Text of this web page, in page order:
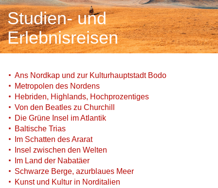
Studien- und
Erlebnisreisen
Ans Nordkap und zur Kulturhauptstadt Bodo
Metropolen des Nordens
Hebriden, Highlands, Hochprozentiges
Von den Beatles zu Churchill
Die Grüne Insel im Atlantik
Baltische Trias
Im Schatten des Ararat
Insel zwischen den Welten
Im Land der Nabatäer
Schwarze Berge, azurblaues Meer
Kunst und Kultur in Norditalien